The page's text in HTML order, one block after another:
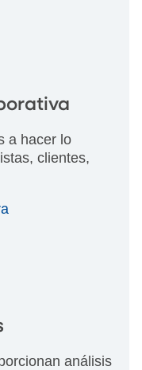
a hacer lo
clientes,
análisis